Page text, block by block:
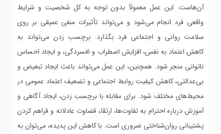
آن‌هاست. این عمل معمولاً بدون توجه به کل شخصیت و شرایط
واقعی فرد انجام می‌شود و می‌تواند تأثیرات منفی عمیقی بر روی
سلامت روانی و اجتماعی فرد بگذارد. برچسب زدن می‌تواند به
کاهش اعتماد به نفس، افزایش اضطراب و افسردگی، و ایجاد احساس
ناتوانی منجر شود. همچنین، این عمل می‌تواند باعث ایجاد تبعیض و
بی‌عدالتی، کاهش کیفیت روابط اجتماعی و تضعیف اعتماد عمومی در
محیط‌های مختلف شود. برای مقابله با برچسب زدن، ایجاد آگاهی و
آموزش درباره احترام به تفاوت‌ها، ارتقاء قضاوت عادلانه و فراهم کردن
پشتیبانی روان‌شناختی ضروری است. با کاهش این پدیده، می‌توان به